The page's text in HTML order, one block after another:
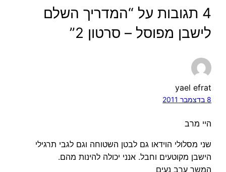
4 תגובות על “המדריך השלם
לישבן מפוסל – סרטון 2”
yael efrat
8 בדצמבר 2011
היי מרב
שני מסלולי הוידאו גם לבטן השטוחה וגם לגבי תרגילי
הישבן מקוטעים וחבל. אנני יכולה להינות מהם.
המשך ערב נעים